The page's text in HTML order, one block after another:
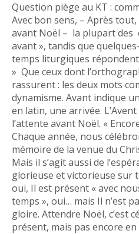
Question piège au KT :
Avec bon sens, – Après
avant Noël – la plupart des
avant », tandis que
temps liturgiques répondent
» Que ceux dont
rassurent : les deux mots
dynamisme. Avant indique
en latin, une arrivée.
l’attente avant Noël. «
Chaque année, nous
mémoire de la venue du
Mais il s’agit aussi de
glorieuse et victorieuse sur
oui, Il est présent « avec
temps », oui… mais Il n’est
gloire. Attendre Noël, c’est
présent, mais pas encore